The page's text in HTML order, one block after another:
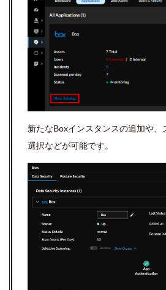
新たなBoxインスタンスの追加や
選択などが可能です。